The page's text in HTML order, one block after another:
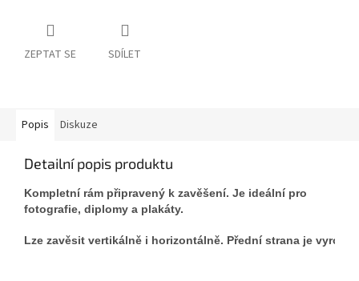
ZEPTAT SE SDÍLET
Popis Diskuze
Detailní popis produktu
Kompletní rám připravený k zavěšení. Je ideální pro
fotografie, diplomy a plakáty.
Lze zavěsit vertikálně i horizontálně. Přední strana je